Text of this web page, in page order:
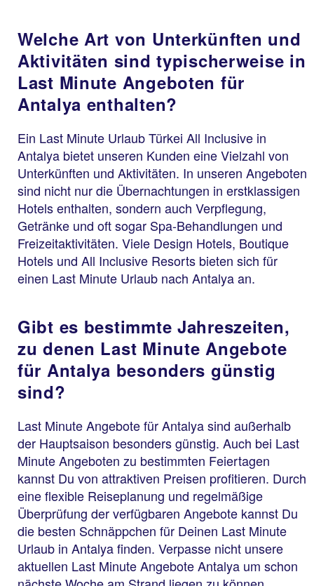
Welche Art von Unterkünften und
Aktivitäten sind typischerweise in
Last Minute Angeboten für
Antalya enthalten?
Ein Last Minute Urlaub Türkei All Inclusive in
Antalya bietet unseren Kunden eine Vielzahl von
Unterkünften und Aktivitäten. In unseren Angeboten
sind nicht nur die Übernachtungen in erstklassigen
Hotels enthalten, sondern auch Verpflegung,
Getränke und oft sogar Spa-Behandlungen und
Freizeitaktivitäten. Viele Design Hotels, Boutique
Hotels und All Inclusive Resorts bieten sich für
einen Last Minute Urlaub nach Antalya an.
Gibt es bestimmte Jahreszeiten,
zu denen Last Minute Angebote
für Antalya besonders günstig
sind?
Last Minute Angebote für Antalya sind außerhalb
der Hauptsaison besonders günstig. Auch bei Last
Minute Angeboten zu bestimmten Feiertagen
kannst Du von attraktiven Preisen profitieren. Durch
eine flexible Reiseplanung und regelmäßige
Überprüfung der verfügbaren Angebote kannst Du
die besten Schnäppchen für Deinen Last Minute
Urlaub in Antalya finden. Verpasse nicht unsere
aktuellen Last Minute Angebote Antalya um schon